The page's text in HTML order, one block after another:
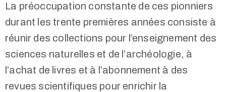
La préoccupation constante de ces pionniers
durant les trente premières années consiste à
réunir des collections pour l’enseignement des
sciences naturelles et de l’archéologie, à
l’achat de livres et à l’abonnement à des
revues scientifiques pour enrichir la